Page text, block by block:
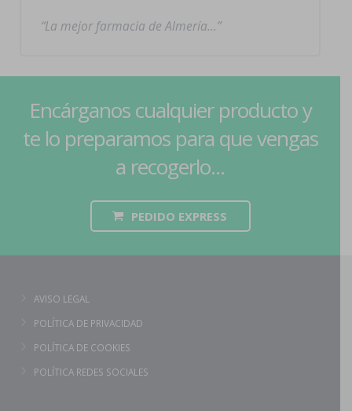
La mejor farmacia de Almería…
Encárganos cualquier producto y
te lo preparamos para que vengas
a recogerlo...
PEDIDO EXPRESS
AVISO LEGAL
POLÍTICA DE PRIVACIDAD
POLÍTICA DE COOKIES
POLÍTICA REDES SOCIALES